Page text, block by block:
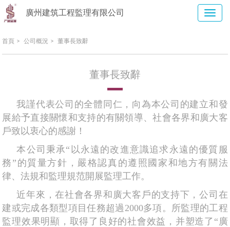
廣州建筑工程監理有限公司
首頁 > 公司概況 > 董事長致辭
董事長致辭
我謹代表公司的全體同仁，向為本公司的建立和發
展給予直接關懷和支持的有關領導、社會各界和廣大客
戶致以衷心的感謝！
本公司秉承“以永遠的改進意識追求永遠的優質服
務”的質量方針，嚴格認真的遵照國家和地方有關法
律、法規和監理規范開展監理工作。
近年來，在社會各界和廣大客戶的支持下，公司在
建或完成各類型項目任務超過2000多項。所監理的工程
監理效果明顯，取得了良好的社會效益，并塑造了“廣